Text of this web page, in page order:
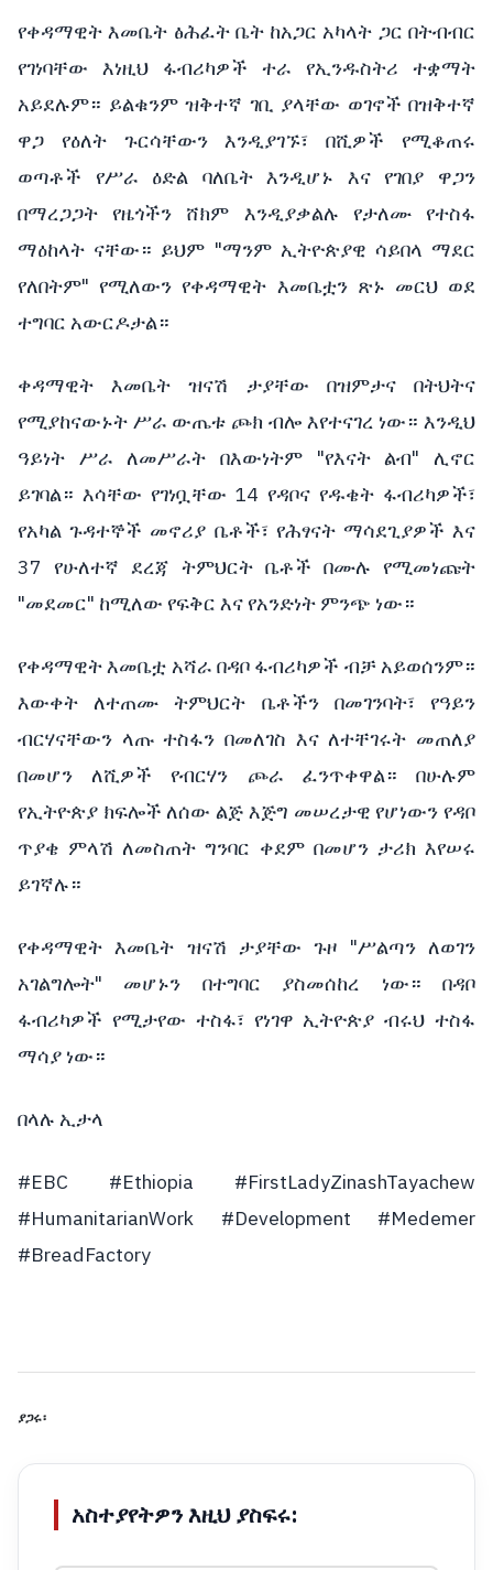
የቀዳማዊት እመቤት ፅሕፈት ቤት ከአጋር አካላት ጋር በትብብር
የገነባቸው እነዚህ ፋብሪካዎች ተራ የኢንዱስትሪ ተቋማት
አይደሉም። ይልቁንም ዝቅተኛ ገቢ ያላቸው ወገኖች በዝቅተኛ
ዋጋ የዕለት ጉርሳቸውን እንዲያገኙ፣ በሺዎች የሚቆጠሩ
ወጣቶች የሥራ ዕድል ባለቤት እንዲሆኑ እና የገበያ ዋጋን
በማረጋጋት የዜጎችን ሸክም እንዲያቃልሉ የታለሙ የተስፋ
ማዕከላት ናቸው። ይህም "ማንም ኢትዮጵያዊ ሳይበላ ማደር
የለበትም" የሚለውን የቀዳማዊት እመቤቷን ጽኑ መርህ ወደ
ተግባር አውርዶታል።
ቀዳማዊት እመቤት ዝናሽ ታያቸው በዝምታና በትህትና
የሚያከናውኑት ሥራ ውጤቱ ጮክ ብሎ እየተናገረ ነው። እንዲህ
ዓይነት ሥራ ለመሥራት በእውነትም "የእናት ልብ" ሊኖር
ይገባል። እሳቸው የገነቧቸው 14 የዳቦና የዱቄት ፋብሪካዎች፣
የአካል ጉዳተኞች መኖሪያ ቤቶች፣ የሕፃናት ማሳደጊያዎች እና
37 የሁለተኛ ደረጃ ትምህርት ቤቶች በሙሉ የሚመነጩት
"መደመር" ከሚለው የፍቅር እና የአንድነት ምንጭ ነው።
የቀዳማዊት እመቤቷ አሻራ በዳቦ ፋብሪካዎች ብቻ አይወሰንም።
እውቀት ለተጠሙ ትምህርት ቤቶችን በመገንባት፣ የዓይን
ብርሃናቸውን ላጡ ተስፋን በመለገስ እና ለተቸገሩት መጠለያ
በመሆን ለሺዎች የብርሃን ጮራ ፈንጥቀዋል። በሁሉም
የኢትዮጵያ ክፍሎች ለሰው ልጅ እጅግ መሠረታዊ የሆነውን የዳቦ
ጥያቄ ምላሽ ለመስጠት ግንባር ቀደም በመሆን ታሪክ እየሠሩ
ይገኛሉ።
የቀዳማዊት እመቤት ዝናሽ ታያቸው ጉዞ "ሥልጣን ለወገን
አገልግሎት" መሆኑን በተግባር ያስመሰከረ ነው። በዳቦ
ፋብሪካዎች የሚታየው ተስፋ፣ የነገዋ ኢትዮጵያ ብሩህ ተስፋ
ማሳያ ነው።
በላሉ ኢታላ
#EBC #Ethiopia #FirstLadyZinashTayachew
#HumanitarianWork #Development #Medemer
#BreadFactory
ያጋሩ፡
አስተያየትዎን እዚህ ያስፍሩ: